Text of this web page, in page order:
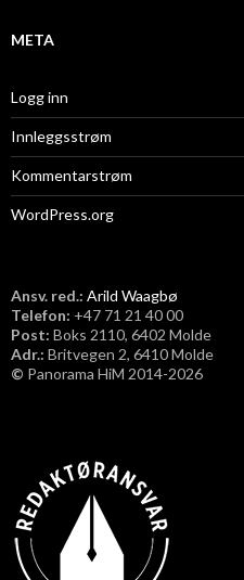
META
Logg inn
Innleggsstrøm
Kommentarstrøm
WordPress.org
Ansv. red.: Arild Waagbø
Telefon: ​+47 71 21 40 00
Post: Boks 2110, 6402 Molde
Adr.: Britvegen 2, 6410 Molde
© Panorama HiM 2014-2026